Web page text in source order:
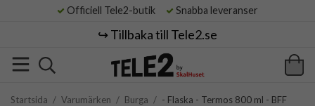
Officiell Tele2-butik Snabba leveranser
↪️ Tillbaka till Tele2.se
Startsida / Varumärken / Burga / - Flaska - Termos 800 ml - BFF